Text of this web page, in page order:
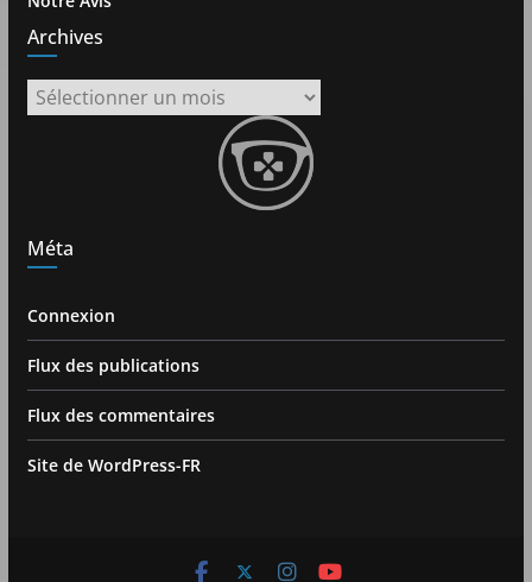
Archives
Archives
Méta
Connexion
Flux des publications
Flux des commentaires
Site de WordPress-FR